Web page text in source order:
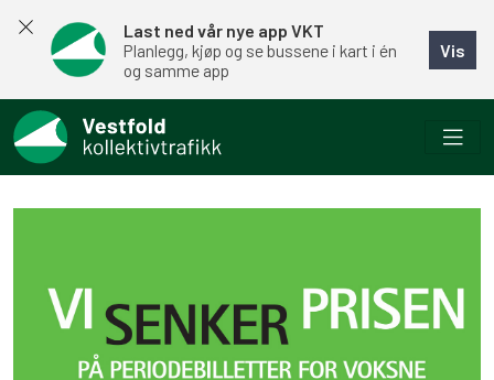
Last ned vår nye app VKT
Planlegg, kjøp og se bussene i kart i én
og samme app
Vis